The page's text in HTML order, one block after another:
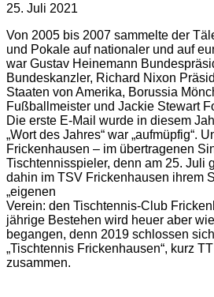
25. Juli 2021
Von 2005 bis 2007 sammelte der
und Pokale auf nationaler und auf
war Gustav Heinemann
Bundeskanzler, Richard Nixon
Staaten von Amerika, Borussia
Fußballmeister und Jackie Stewart
Die erste E-Mail wurde in diesem
„Wort des Jahres“ war „aufmüpfig“.
Frickenhausen – im übertragenen
Tischtennisspieler, denn am 25. Juli
dahin im TSV Frickenhausen ihrem
„eigenen
Verein: den Tischtennis-Club
jährige Bestehen wird heuer aber
begangen, denn 2019 schlossen
„Tischtennis Frickenhausen“, kurz
zusammen.